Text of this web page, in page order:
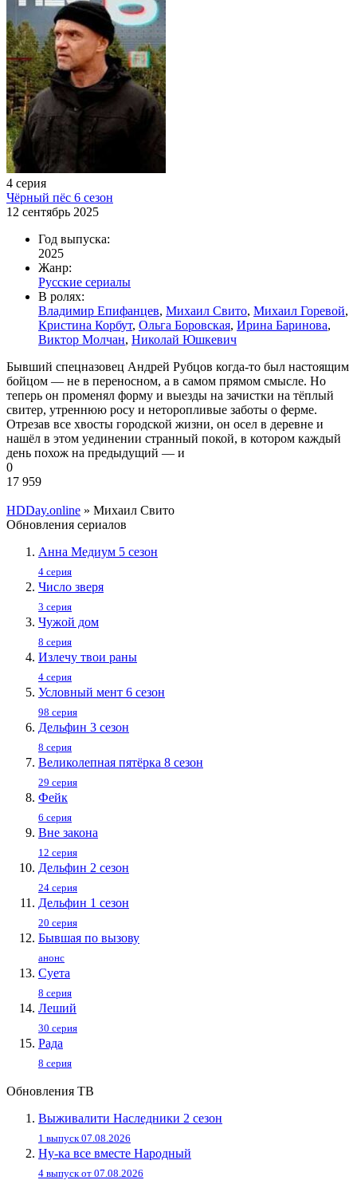
4 серия
Чёрный пёс 6 сезон
12 сентябрь 2025
Год выпуска:
2025
Жанр:
Русские сериалы
В ролях:
Владимир Епифанцев, Михаил Свито, Михаил Горевой,
Кристина Корбут, Ольга Боровская, Ирина Баринова,
Виктор Молчан, Николай Юшкевич
Бывший спецназовец Андрей Рубцов когда-то был настоящим
бойцом — не в переносном, а в самом прямом смысле. Но
теперь он променял форму и выезды на зачистки на тёплый
свитер, утреннюю росу и неторопливые заботы о ферме.
Отрезав все хвосты городской жизни, он осел в деревне и
нашёл в этом уединении странный покой, в котором каждый
день похож на предыдущий — и
0
17 959
HDDay.online » Михаил Свито
Обновления сериалов
Анна Медиум 5 сезон
4 серия
Число зверя
3 серия
Чужой дом
8 серия
Излечу твои раны
4 серия
Условный мент 6 сезон
98 серия
Дельфин 3 сезон
8 серия
Великолепная пятёрка 8 сезон
29 серия
Фейк
6 серия
Вне закона
12 серия
Дельфин 2 сезон
24 серия
Дельфин 1 сезон
20 серия
Бывшая по вызову
анонс
Суета
8 серия
Леший
30 серия
Рада
8 серия
Обновления ТВ
Выживалити Наследники 2 сезон
1 выпуск 07.08.2026
Ну-ка все вместе Народный
4 выпуск от 07.08.2026